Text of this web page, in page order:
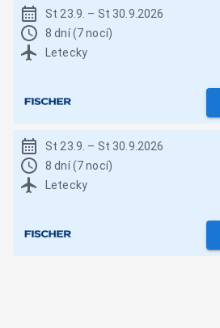
St 23.9. – St 30.9.2026
8 dní (7 nocí)
Letecky
St 23.9. – St 30.9.2026
8 dní (7 nocí)
Letecky